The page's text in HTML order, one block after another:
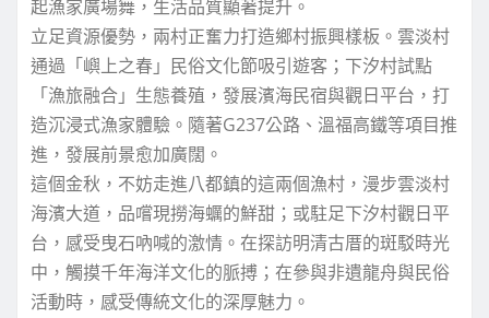
起漁家廣場舞，生活品質顯著提升。
立足資源優勢，兩村正奮力打造鄉村振興樣板。雲淡村
通過「嶼上之春」民俗文化節吸引遊客；下汐村試點
「漁旅融合」生態養殖，發展濱海民宿與觀日平台，打
造沉浸式漁家體驗。隨著G237公路、溫福高鐵等項目推
進，發展前景愈加廣闊。
這個金秋，不妨走進八都鎮的這兩個漁村，漫步雲淡村
海濱大道，品嚐現撈海蠣的鮮甜；或駐足下汐村觀日平
台，感受曳石吶喊的激情。在探訪明清古厝的斑駁時光
中，觸摸千年海洋文化的脈搏；在參與非遺龍舟與民俗
活動時，感受傳統文化的深厚魅力。